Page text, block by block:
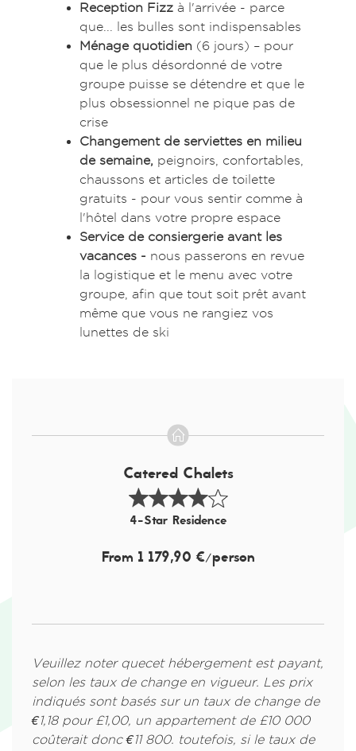
Reception Fizz à l'arrivée - parce
que... les bulles sont indispensables
Ménage quotidien (6 jours) – pour
que le plus désordonné de votre
groupe puisse se détendre et que le
plus obsessionnel ne pique pas de
crise
Changement de serviettes en milieu
de semaine, peignoirs, confortables,
chaussons et articles de toilette
gratuits - pour vous sentir comme à
l'hôtel dans votre propre espace
Service de consiergerie avant les
vacances - nous passerons en revue
la logistique et le menu avec votre
groupe, afin que tout soit prêt avant
même que vous ne rangiez vos
lunettes de ski
Catered Chalets
4-Star Residence
From 1 179,90 €/person
Veuillez noter quecet hébergement est payant,
selon les taux de change en vigueur. Les prix
indiqués sont basés sur un taux de change de
€1,18 pour £1,00, un appartement de £10 000
coûterait donc €11 800. toutefois, si le taux de